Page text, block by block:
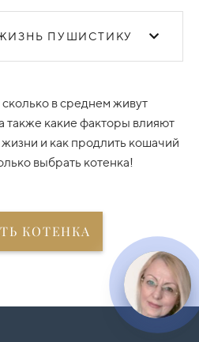
ПУШИСТИКУ
в среднем живут
также какие факторы влияют
и как продлить кошачий
выбрать котенка!
КОТЕНКА